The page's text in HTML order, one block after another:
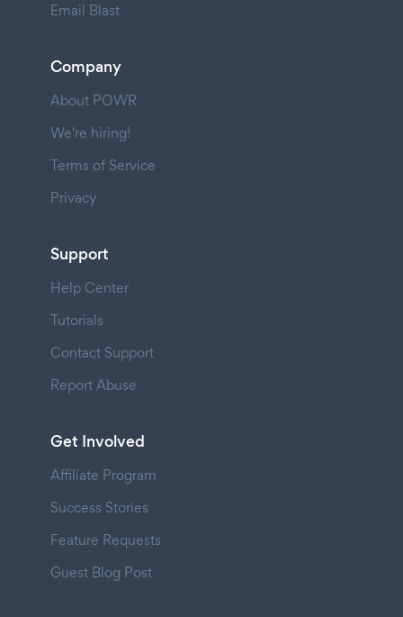
Email Blast
Company
About POWR
We're hiring!
Terms of Service
Privacy
Support
Help Center
Tutorials
Contact Support
Report Abuse
Get Involved
Affiliate Program
Success Stories
Feature Requests
Guest Blog Post